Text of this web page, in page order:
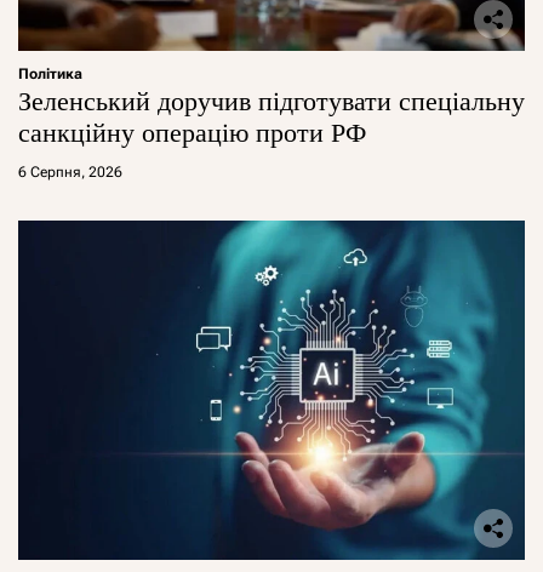
Політика
Зеленський доручив підготувати спеціальну
санкційну операцію проти РФ
6 Серпня, 2026